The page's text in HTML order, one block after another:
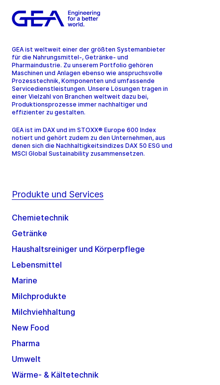
GEA ist weltweit einer der größten Systemanbieter
für die Nahrungsmittel-, Getränke- und
Pharmaindustrie. Zu unserem Portfolio gehören
Maschinen und Anlagen ebenso wie anspruchsvolle
Prozesstechnik, Komponenten und umfassende
Servicedienstleistungen. Unsere Lösungen tragen in
einer Vielzahl von Branchen weltweit dazu bei,
Produktionsprozesse immer nachhaltiger und
effizienter zu gestalten.
GEA ist im DAX und im STOXX® Europe 600 Index
notiert und gehört zudem zu den Unternehmen, aus
denen sich die Nachhaltigkeitsindizes DAX 50 ESG und
MSCI Global Sustainability zusammensetzen.
Produkte und Services
Chemietechnik
Getränke
Haushaltsreiniger und Körperpflege
Lebensmittel
Marine
Milchprodukte
Milchviehhaltung
New Food
Pharma
Umwelt
Wärme- & Kältetechnik